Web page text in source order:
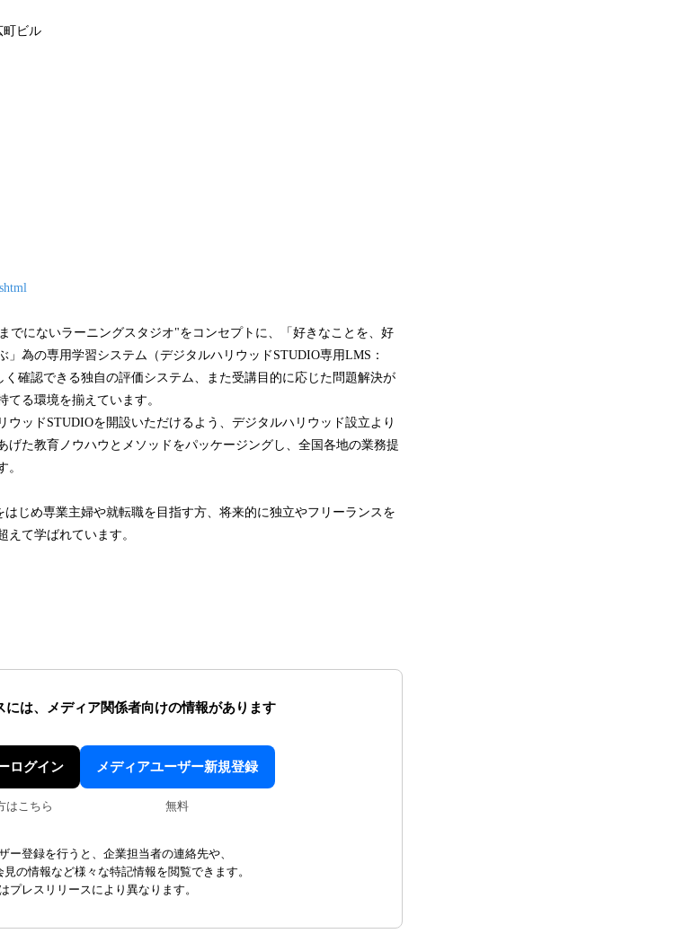
町ビル
でにないラーニングスタジオ"をコンセプトに、「好きなことを、好
為の専用学習システム（デジタルハリウッドSTUDIO専用LMS：
確認できる独自の評価システム、また受講目的に応じた問題解決が
てる環境を揃えています。
ウッドSTUDIOを開設いただけるよう、デジタルハリウッド設立より
げた教育ノウハウとメソッドをパッケージングし、全国各地の業務提
。
じめ専業主婦や就転職を目指す方、将来的に独立やフリーランスを
えて学ばれています。
は、 メディア関係者向けの情報があります
ログイン
はこちら
メディアユーザー新規登録
無料
ー登録を行うと、企業担当者の連絡先や、
の情報など様々な特記情報を閲覧できます。
プレスリリースにより異なります。